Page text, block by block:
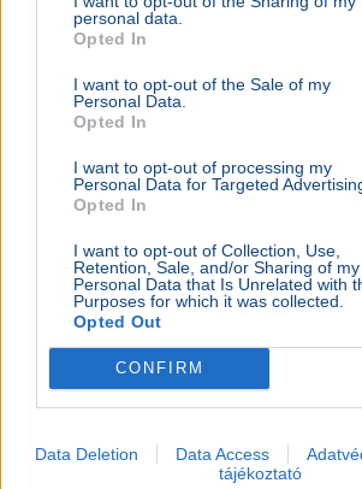
personal data.
Opted In
I want to opt-out of the Sale of my
Personal Data.
Opted In
I want to opt-out of processing my
Personal Data for Targeted
Opted In
I want to opt-out of Collection, Use,
Retention, Sale, and/or Sharing of my
Personal Data that Is Unrelated with
Purposes for which it was collected.
Opted Out
CONFIRM
Data Deletion Data Access
tájékoztató
Egyesült Államok Irán Kőolaj Gazdaság
Scott Bessent amerikai
között a Hormuzi-szoros újranyitásáról.
Minimálbér
Magyarországon a legnehezebb
szegényként bíróságra menni